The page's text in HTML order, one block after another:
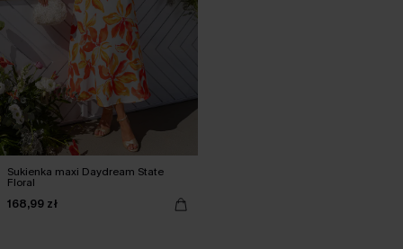
Sukienka maxi Daydream State
Floral
168,99 zł